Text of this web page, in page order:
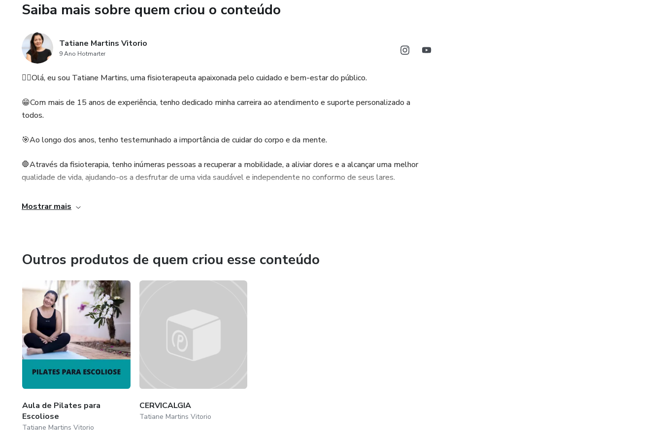
Saiba mais sobre quem criou o conteúdo
Tatiane Martins Vitorio
9 Ano Hotmarter
🙋‍♀️Olá, eu sou Tatiane Martins, uma fisioterapeuta apaixonada pelo cuidado e bem-estar do público.
😁Com mais de 15 anos de experiência, tenho dedicado minha carreira ao atendimento e suporte personalizado a
todos.
🎯Ao longo dos anos, tenho testemunhado a importância de cuidar do corpo e da mente.
🛑Através da fisioterapia, tenho inúmeras pessoas a recuperar a mobilidade, a aliviar dores e a alcançar uma melhor
qualidade de vida, ajudando-os a desfrutar de uma vida saudável e independente no conformo de seus lares.
🎯Aqui irei compartilhar com você meu conhecimento, dicas e estratégias práticas para fornecer os melhores cuidados
possam viver com dignidade e felicidade.
Mostrar mais
Outros produtos de quem criou esse conteúdo
Aula de Pilates para
Escoliose
Tatiane Martins Vitorio
CERVICALGIA
Tatiane Martins Vitorio